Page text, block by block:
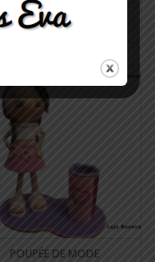
DEMANDEZ LA
DISPONIBILITÉ
POUPÉE DE MODE